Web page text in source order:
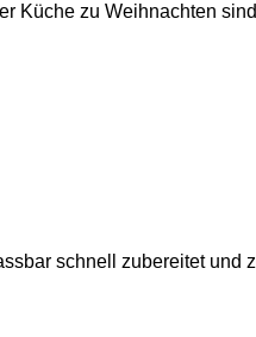
Küche zu Weihnachten
schnell zubereitet und